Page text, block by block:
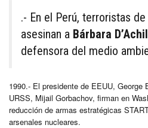
.- En el Perú, terroristas
asesinan a Bárbara
defensora del medio
1990.- El presidente de EEUU, George
URSS, Mijail Gorbachov, firman en
reducción de armas estratégicas
arsenales nucleares.